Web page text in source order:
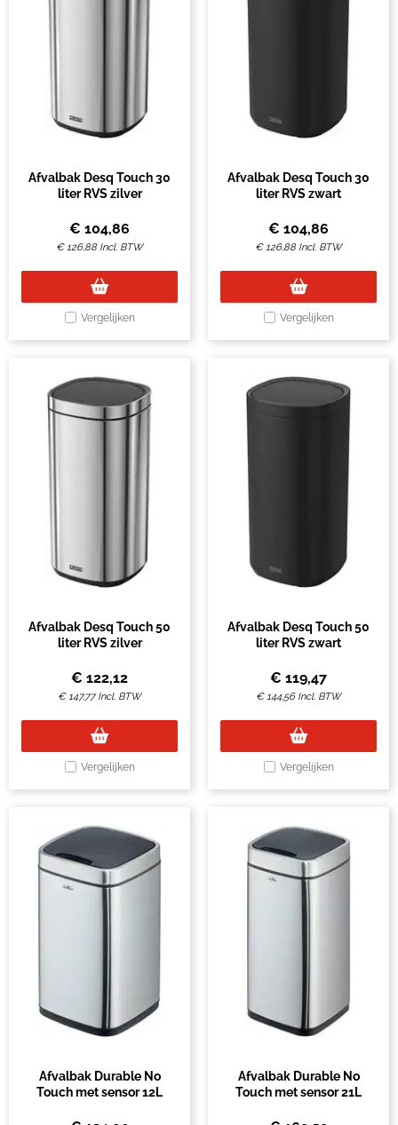
Afvalbak Desq Touch 30
liter RVS zilver
€ 104,86
€126,88 Incl. BTW
Vergelijken
Afvalbak Desq Touch 30
liter RVS zwart
€ 104,86
€126,88 Incl. BTW
Vergelijken
Afvalbak Desq Touch 50
liter RVS zilver
€ 122,12
€147,77 Incl. BTW
Vergelijken
Afvalbak Desq Touch 50
liter RVS zwart
€ 119,47
€144,56 Incl. BTW
Vergelijken
Afvalbak Durable No
Touch met sensor 12L
Afvalbak Durable No
Touch met sensor 21L